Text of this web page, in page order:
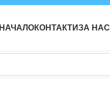
НАЧАЛОКОНТАКТИЗА НАС